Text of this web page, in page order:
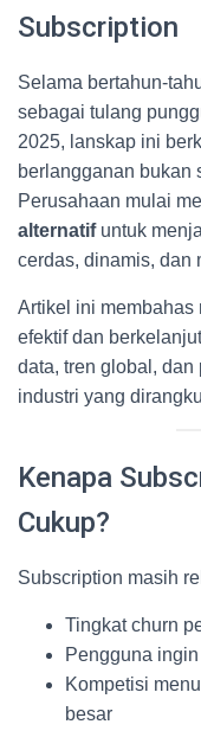
Subscription
Selama bertahun-
sebagai tulang
2025, lanskap ini
berlangganan bukan
Perusahaan mulai
alternatifuntuk
cerdas, dinamis, dan
Artikel ini membahas
efektif dan
data, tren global,
industri yang
Kenapa
Cukup?
Subscription masih
Tingkat churn
Pengguna
Kompetisi
besar